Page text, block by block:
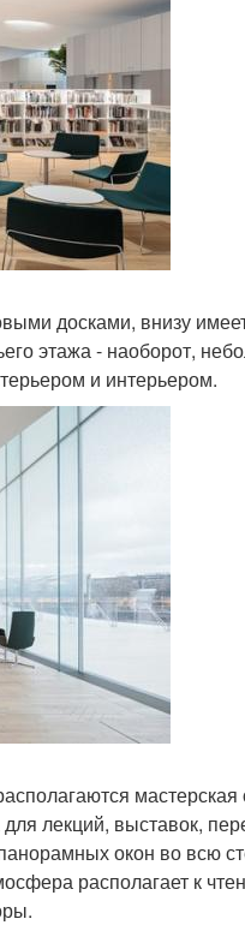
досками, внизу
этажа - наоборот,
и интерьером.
мастерская
лекций, выставок,
окон во всю
располагает к